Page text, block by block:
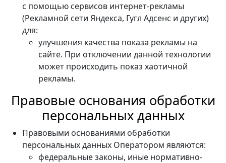
с помощью сервисов интернет-рекламы
(Рекламной сети Яндекса, Гугл Адсенс и других)
для:
улучшения качества показа рекламы на
сайте. При отключении данной технологии
может происходить показ хаотичной
рекламы.
Правовые основания обработки
персональных данных
Правовыми основаниями обработки
персональных данных Оператором являются:
федеральные законы, иные нормативно-